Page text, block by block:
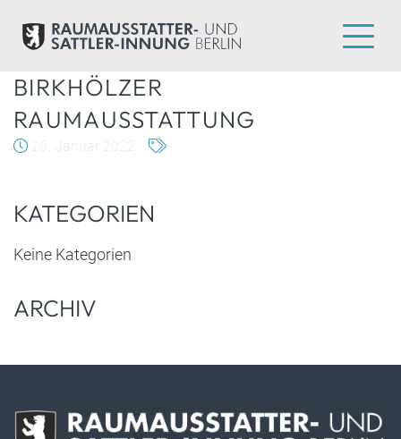
BIRKHÖLZER
RAUMAUSSTATTUNG
KATEGORIEN
Keine Kategorien
ARCHIV